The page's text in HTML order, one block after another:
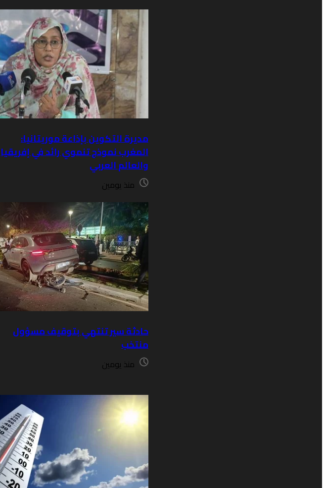
مديرة التكوين بإذاعة موريتانيا:
المغرب نموذج تنموي رائد في إفريقيا
والعالم العربي
منذ يومين
حادثة سير تنتهي بتوقيف مسؤول
منتخب
منذ يومين